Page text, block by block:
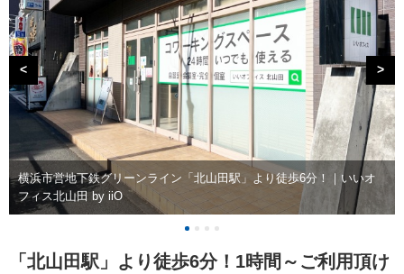
横浜市営地下鉄グリーンライン「北山田駅」より徒歩6分！｜いいオ
フィス北山田 by iiO
< >
「北山田駅」より徒歩6分！1時間～ご利用頂け